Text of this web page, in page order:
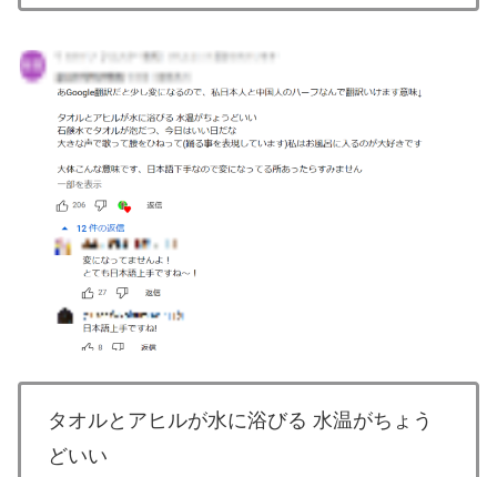
タオルとアヒルが水に浴びる 水温がちょう
どいい